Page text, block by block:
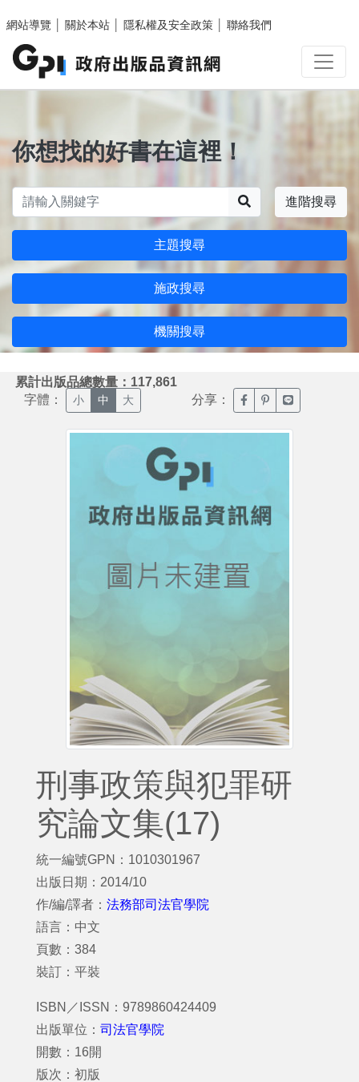
網站導覽
關於本站 隱私權及安全政策 聯絡我們
你想找的好書在這裡！
進階搜尋
主題搜尋
施政搜尋
機關搜尋
累計出版品總數量：117,861
字體： 小 中 大 分享： 臉書分享(另開新視窗)
噗浪分享(另開新
Line分享(另
刑事政策與犯罪研
究論文集(17)
統一編號GPN：1010301967
出版日期：2014/10
作/編/譯者： 法務部司法官學院
語言：中文
頁數：384
裝訂：平裝
ISBN／ISSN：9789860424409
出版單位： 司法官學院
開數：16開
版次：初版